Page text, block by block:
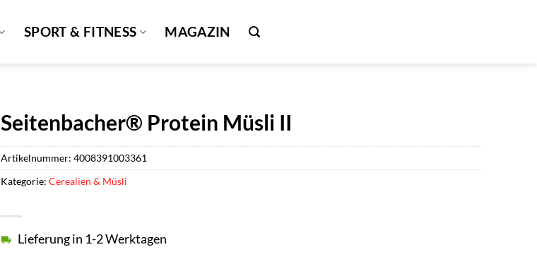
SPORT & FITNESS MAGAZIN
Seitenbacher® Protein Müsli II
Lieferung in 1-2 Werktagen
Artikelnummer:4008391003361
Kategorie:Cerealien & Müsli